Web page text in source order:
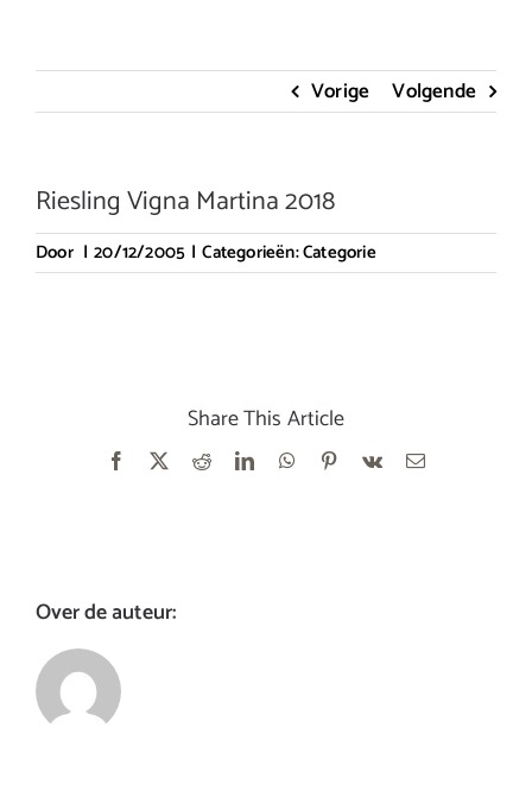
Vorige Volgende
Riesling Vigna Martina 2018
Door | 20/12/2005 | Categorieën:Categorie
Share This Article
Facebook RedditLinkedInWhatsApp
Pinterest
Vk
E-
Over de auteur: